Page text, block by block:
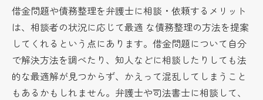
借金問題や債務整理を弁護士に相談・依頼するメリット
は、相談者の状況に応じて最適 な債務整理の方法を提案
してくれるという点にあります。借金問題について自分
で解決方法を調べたり、知人などに相談したりしても法
的な最適解が見つからず、かえって混乱してしまうこと
もあるかもしれません。弁護士や司法書士に相談して、